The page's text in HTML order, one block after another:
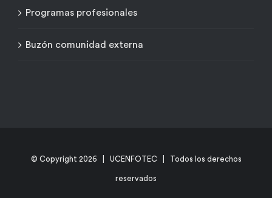
Programas profesionales
Buzón comunidad externa
© Copyright 2026 | UCENFOTEC | Todos los derechos
reservados